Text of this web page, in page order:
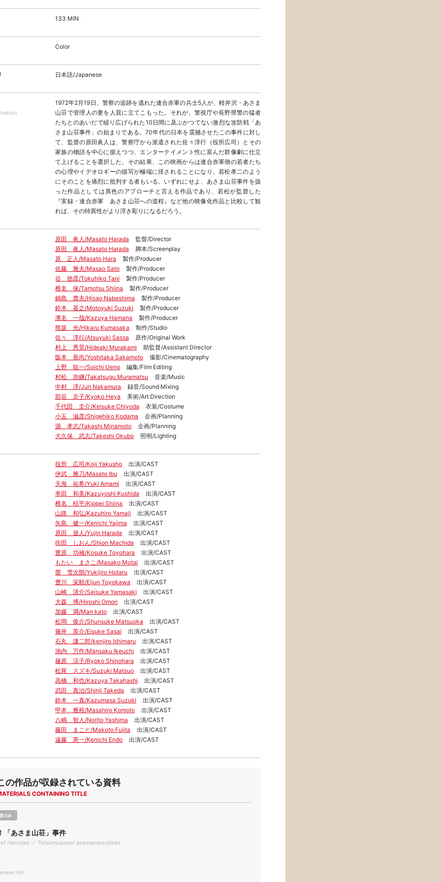
133 MIN
Color
日本語/Japanese
1972年2月19日、警察の追跡を逃れた連合赤軍の兵士5人が、軽井沢・あさま
山荘で管理人の妻を人質に立てこもった。それが、警視庁や長野県警の猛者
たちとのあいだで繰り広げられた10日間に及ぶかつてない激烈な攻防戦「あ
さま山荘事件」の始まりである。70年代の日本を震撼させたこの事件に対し
て、監督の原田眞人は、警察庁から派遣された佐々淳行（役所広司）とその
家族の物語を中心に据えつつ、エンターテイメント性に富んだ群像劇に仕立
て上げることを選択した。その結果、この映画からは連合赤軍側の若者たち
の心理やイデオロギーの描写が極端に排されることになり、若松孝二のよう
にそのことを痛烈に批判する者もいる。いずれにせよ、あさま山荘事件を扱
った作品としては異色のアプローチと言える作品であり、若松が監督した
『実録・連合赤軍 あさま山荘への道程』など他の映像化作品と比較して観
れば、その特異性がより浮き彫りになるだろう。
原田 眞人/Masato Harada
監督/Director
原田 眞人/Masato Harada
脚本/Screenplay
原 正人/Masato Hara
製作/Producer
佐藤 雅夫/Masao Sato
製作/Producer
谷 徳彦/Tokuhiko Tani
製作/Producer
椎名 保/Tamotsu Shiina
製作/Producer
鍋島 壽夫/Hisao Nabeshima
製作/Producer
鈴木 基之/Motoyuki Suzuki
製作/Producer
濱名 一哉/Kazuya Hamana
製作/Producer
熊坂 光/Hikaru Kumasaka
制作/Studio
佐々 淳行/Atsuyuki Sassa
原作/Original Work
村上 秀晃/Hideaki Murakami
助監督/Assistant Director
阪本 善尚/Yoshitaka Sakamoto
撮影/Cinematography
上野 聡一/Soichi Ueno
編集/Film Editing
村松 崇継/Takatsugu Muramatsu
音楽/Music
中村 淳/Jun Nakamura
録音/Sound Mixing
部谷 京子/Kyoko Heya
美術/Art Direction
千代田 圭介/Keisuke Chiyoda
衣装/Costume
小玉 滋彦/Shigehiko Kodama
企画/Planning
源 孝志/Takashi Minamoto
企画/Planning
大久保 武志/Takeshi Okubo
照明/Lighting
役所 広司/Koji Yakusho
出演/CAST
伊武 雅刀/Masato Ibu
出演/CAST
天海 祐希/Yuki Amami
出演/CAST
串田 和美/Kazuyoshi Kushida
出演/CAST
椎名 桔平/Kippei Shiina
出演/CAST
山路 和弘/Kazuhiro Yamaji
出演/CAST
矢島 健一/Kenichi Yajima
出演/CAST
原田 遊人/Yujin Harada
出演/CAST
街田 しおん/Shion Machida
出演/CAST
豊原 功補/Kosuke Toyohara
出演/CAST
もたい まさこ/Masako Motai
出演/CAST
螢 雪次朗/Yukijiro Hotaru
出演/CAST
豊川 栄順/Eijun Toyokawa
出演/CAST
山崎 清介/Seisuke Yamasaki
出演/CAST
大森 博/Hiroshi Omori
出演/CAST
加藤 満/Man kato
出演/CAST
松岡 俊介/Shunsuke Matsuoka
出演/CAST
篠井 英介/Eisuke Sasai
出演/CAST
石丸 謙二郎/kenjiro Ishimaru
出演/CAST
池内 万作/Mansaku Ikeuchi
出演/CAST
篠原 涼子/Ryoko Shinohara
出演/CAST
松尾 スズキ/Suzuki Matsuo
出演/CAST
高橋 和也/Kazuya Takahashi
出演/CAST
武田 真治/Shinji Takeda
出演/CAST
鈴木 一真/Kazumasa Suzuki
出演/CAST
甲本 雅裕/Masahiro Komoto
出演/CAST
八嶋 智人/Norito Yashima
出演/CAST
藤田 まこと/Makoto Fujita
出演/CAST
遠藤 憲一/Kenichi Endo
出演/CAST
の作品が収録されている資料
CONTAINING TITLE
のみ
「あさま山荘」事件
Hercules ／ Totsunyuseyo! asamasansojiken
Film